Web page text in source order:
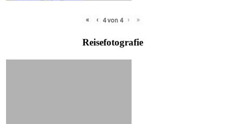
« ‹ 4von 4 › »
Reisefotografie